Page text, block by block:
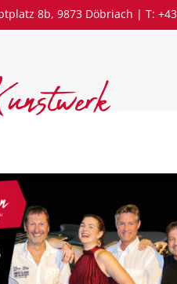
8b, 9873 Döbriach | T: